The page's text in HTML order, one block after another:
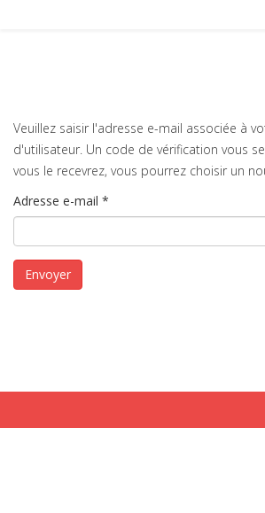
Veuillez saisir l'adresse e-mail associée à
d'utilisateur. Un code de vérification vous
vous le recevrez, vous pourrez choisir un
Adresse e-mail *
Envoyer